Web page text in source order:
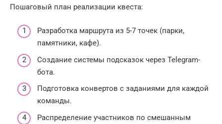
Пошаговый план реализации квеста:
Разработка маршрута из 5-7 точек (парки,
памятники, кафе).
Создание системы подсказок через Telegram-
бота.
Подготовка конвертов с заданиями для каждой
команды.
Распределение участников по смешанным